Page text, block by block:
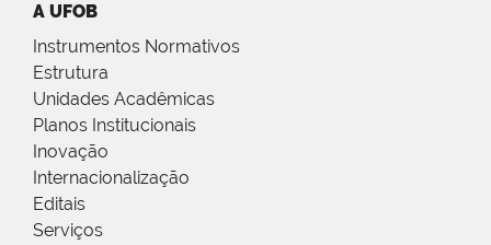
A UFOB
Instrumentos Normativos
Estrutura
Unidades Acadêmicas
Planos Institucionais
Inovação
Internacionalização
Editais
Serviços